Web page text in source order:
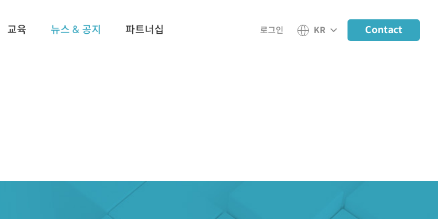
교육 뉴스 & 공지 파트너십 로그인 KR Contact